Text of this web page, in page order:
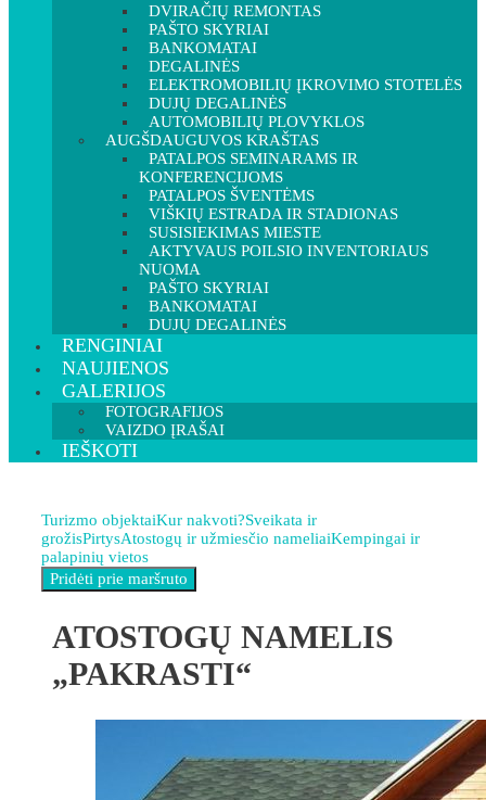
DVIRAČIŲ REMONTAS
PAŠTO SKYRIAI
BANKOMATAI
DEGALINĖS
ELEKTROMOBILIŲ ĮKROVIMO STOTELĖS
DUJŲ DEGALINĖS
AUTOMOBILIŲ PLOVYKLOS
AUGŠDAUGUVOS KRAŠTAS
PATALPOS SEMINARAMS IR
KONFERENCIJOMS
PATALPOS ŠVENTĖMS
VIŠKIŲ ESTRADA IR STADIONAS
SUSISIEKIMAS MIESTE
AKTYVAUS POILSIO INVENTORIAUS
NUOMA
PAŠTO SKYRIAI
BANKOMATAI
DUJŲ DEGALINĖS
RENGINIAI
NAUJIENOS
GALERIJOS
FOTOGRAFIJOS
VAIZDO ĮRAŠAI
IEŠKOTI
Turizmo objektaiKur nakvoti?Sveikata ir
grožisPirtysAtostogų ir užmiesčio nameliaiKempingai ir
palapinių vietos
ATOSTOGŲ NAMELIS
„PAKRASTI“